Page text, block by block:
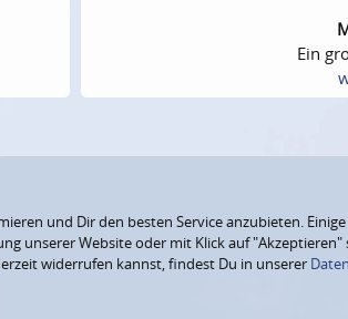
Ein
und Dir den besten Service anzubieten.
unserer Website oder mit Klick auf
widerrufen kannst, findest Du in unserer